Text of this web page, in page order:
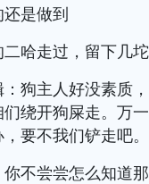
是做到
哈走过，留下几坨
狗主人好没素质
绕开狗屎走。万
要不我们铲走吧。
不尝尝怎么知道